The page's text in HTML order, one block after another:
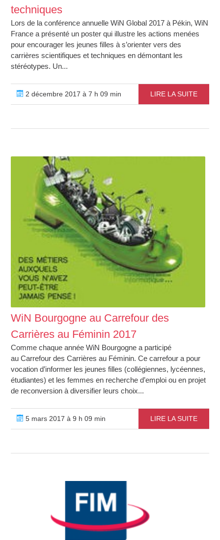
techniques
Lors de la conférence annuelle WiN Global 2017 à Pékin, WiN
France a présenté un poster qui illustre les actions menées
pour encourager les jeunes filles à s’orienter vers des
carrières scientifiques et techniques en démontant les
stéréotypes. Un...
2 décembre 2017 à 7 h 09 min LIRE LA SUITE
WiN Bourgogne au Carrefour des
Carrières au Féminin 2017
Comme chaque année WiN Bourgogne a participé
au Carrefour des Carrières au Féminin. Ce carrefour a pour
vocation d’informer les jeunes filles (collégiennes, lycéennes,
étudiantes) et les femmes en recherche d’emploi ou en projet
de reconversion à diversifier leurs choix...
5 mars 2017 à 9 h 09 min LIRE LA SUITE